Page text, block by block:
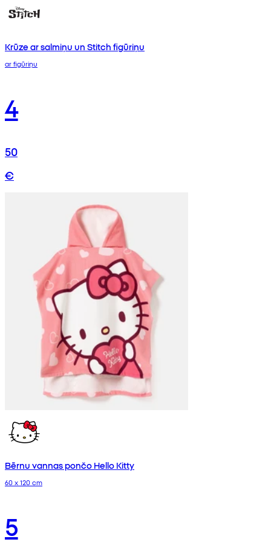
Krūze ar salmiņu un Stitch figūriņu
ar figūriņu
4
50
€
Bērnu vannas pončo Hello Kitty
60 x 120 cm
5